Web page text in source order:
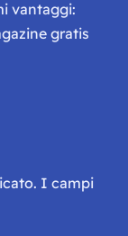
vantaggi:
gratis
I campi